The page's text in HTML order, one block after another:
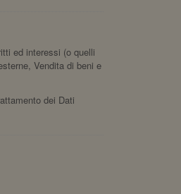
ed interessi (o quelli
Vendita di beni e
dei Dati